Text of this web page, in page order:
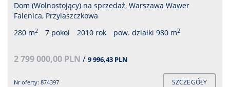
Dom (Wolnostojący) na sprzedaż, Warszawa Wawer
Falenica, Przylaszczkowa
280 m2 7 pokoi 2010 rok pow. działki 980 m2
2 799 000,00 PLN / 9 996,43 PLN
Nr oferty: 874397 SZCZEGÓŁY